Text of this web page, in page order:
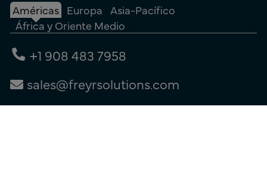
Américas Europa Asia-Pacífico
África y Oriente Medio
+1 908 483 7958
sales@freyrsolutions.com